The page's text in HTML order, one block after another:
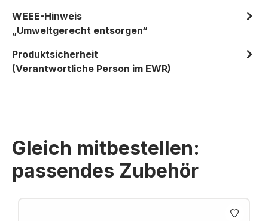
WEEE-Hinweis
„Umweltgerecht entsorgen“
Produktsicherheit
(Verantwortliche Person im EWR)
Gleich mitbestellen:
passendes Zubehör
Produktgalerie überspringen